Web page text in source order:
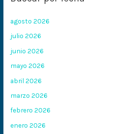
agosto 2026
julio 2026
junio 2026
mayo 2026
abril 2026
marzo 2026
febrero 2026
enero 2026